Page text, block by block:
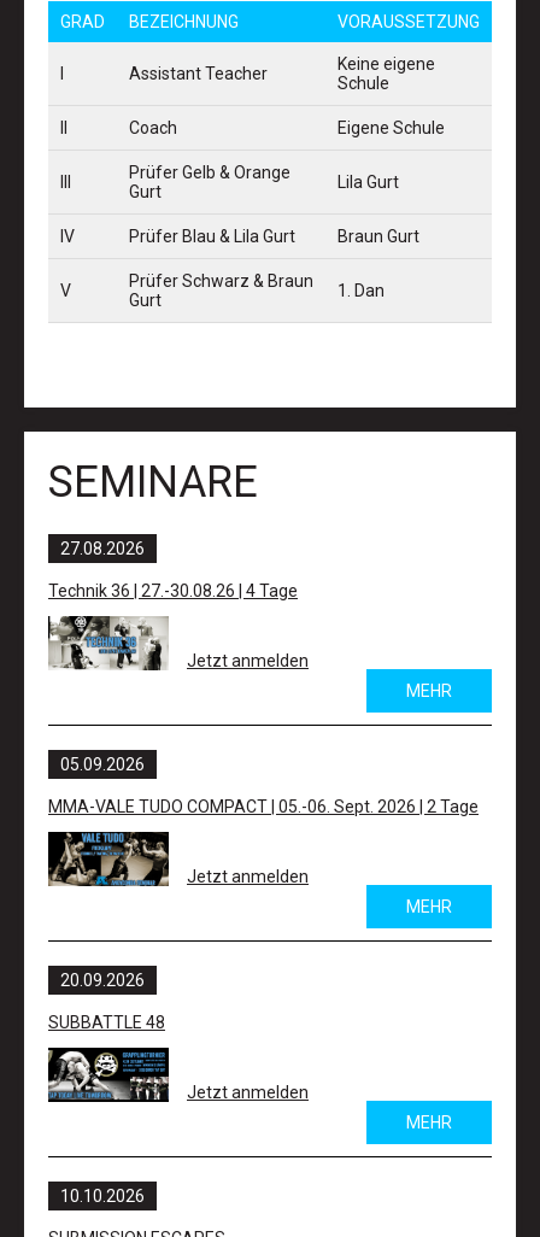
GRAD BEZEICHNUNG VORAUSSETZUNG
Assistant Teacher
Keine eigene
Schule
Coach Eigene Schule
Prüfer Gelb & Orange
Gurt
Lila Gurt
IV Prüfer Blau & Lila Gurt Braun Gurt
V
Prüfer Schwarz & Braun
Gurt
1. Dan
SEMINARE
27.08. 2026
Technik 36 | 27.-30.08.26 | 4 Tage
Jetzt anmelden
MEHR
05.09. 2026
MMA-VALE TUDO COMPACT | 05.-06. Sept. 2026 | 2 Tage
Jetzt anmelden
MEHR
20.09. 2026
SUBBATTLE 48
Jetzt anmelden
MEHR
10.10. 2026